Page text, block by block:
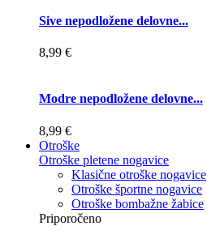
Sive nepodložene delovne...
8,99 €
Modre nepodložene delovne...
8,99 €
Otroške
Otroške pletene nogavice
Klasične otroške nogavice
Otroške športne nogavice
Otroške bombažne žabice
Priporočeno